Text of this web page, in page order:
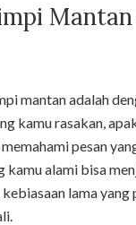
mantan adalah
kamu rasakan,
pesan
alami bisa
lama